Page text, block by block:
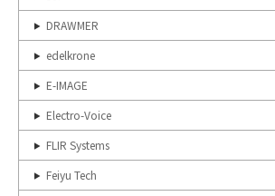
DRAWMER
edelkrone
E-IMAGE
Electro-Voice
FLIR Systems
Feiyu Tech